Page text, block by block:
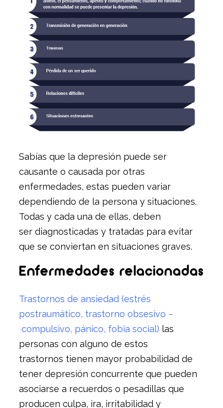
Sabías que la depresión puede ser
causante o causada por otras
enfermedades, estas pueden variar
dependiendo de la persona y situaciones.
Todas y cada una de ellas, deben
ser diagnosticadas y tratadas para evitar
que se conviertan en situaciones graves.
Enfermedades relacionadas
Trastornos de ansiedad (estrés
postraumático, trastorno obsesivo –
compulsivo, pánico, fobia social) las
personas con alguno de estos
trastornos tienen mayor probabilidad de
tener depresión concurrente que pueden
asociarse a recuerdos o pesadillas que
producen culpa, ira, irritabilidad y